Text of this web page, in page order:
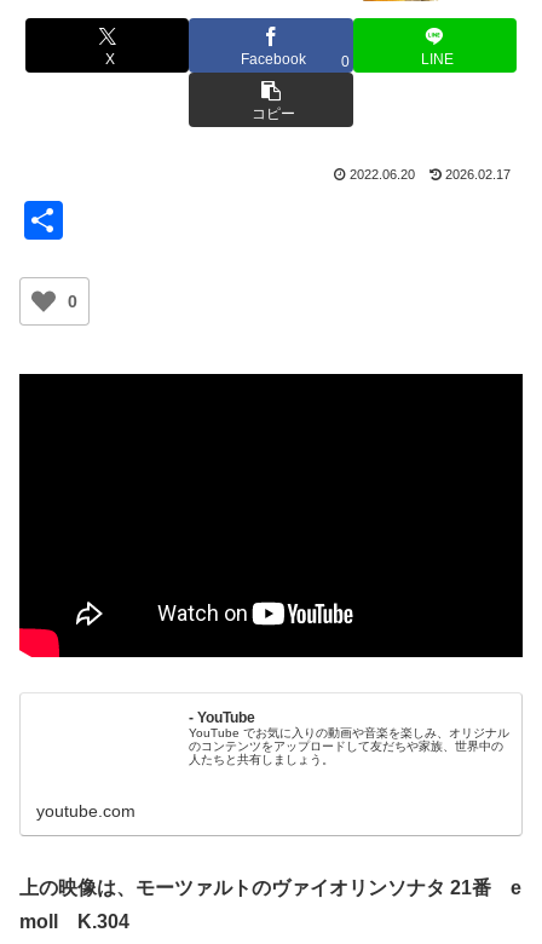
X Facebook 0 LINE
コピー
2022.06.20 2026.02.17
0
- YouTube
YouTube でお気に入りの動画や音楽を楽しみ、オリジナル
のコンテンツをアップロードして友だちや家族、世界中の
人たちと共有しましょう。
youtube.com
上の映像は、モーツァルトのヴァイオリンソナタ 21番 e
moll K.304